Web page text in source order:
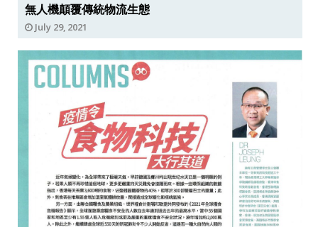
無人機顛覆傳統物流生態
July 29, 2021